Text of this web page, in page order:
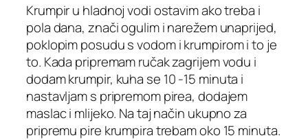
Krumpir u hladnoj vodi ostavim ako treba i
pola dana, znači ogulim i narežem unaprijed,
poklopim posudu s vodom i krumpirom i to je
to. Kada pripremam ručak zagrijem vodu i
dodam krumpir, kuha se 10 -15 minuta i
nastavljam s pripremom pirea, dodajem
maslac i mlijeko. Na taj način ukupno za
pripremu pire krumpira trebam oko 15 minuta.